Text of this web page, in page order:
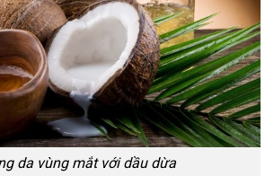
da vùng mắt với dầu dừa